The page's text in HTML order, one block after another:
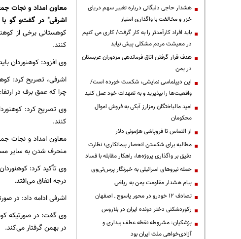
معاون امداد و نجات
اشرفی" در گفت‌و گو با
کوهستانی برخی از
کنند.
وی افزود: کوهنوردان باید
اشرفی، تصریح کرد:
چرا که عمق برف در
وی تصریح کرد:
کنند.
معاون امداد و نجات
منحرف شدن به سایر
درجه اتفاق می‌افتد.
اشرفی ادامه داد: در
وی گفت: در صورتیکه
در بهمن گرفتار می‌کند.
هشدار حاجی دلیگانی درباره تغییر سهم دریای
خزر و مخالفت با واگذاری امتیاز
باید افراد کارآمدتر را به کار گرفت/ کاری می کنیم
در معیشت مردم مشکلی پیش نیاید
هدف قرار گرفتن اتاق‌ فرماندهی مزدوران عربستان
در یمن
این دیپلماسی نمایشی، شکست خورده است/
واقعیت‌ها را بپذیرید و به تعهدات خود عمل کنید
امید مالباختگان رمزارز آبکی به فروش اموال
محکومان
از التماس تا فروپاشی هژمونی دلار
مطالبه برای شکستن انحصار پیمانکاری؛ نظارت
دقیق بر واگذاری پروژه‌ها، راهکار مقابله با فساد
حمله نیروهای اسرائیلی به خبرنگار پرس‌تی‌وی
پیام هشدار مقاومت یمن به ریاض
تصادف ۱۲ خودرو در محور یاسوج ـ اصفهان
رکوردشکنی دختر دونده ایران در بلاروس
پزشکیان: مشروطه نقطه عطف بیداری و
آزادی‌خواهی ملت ایران بود